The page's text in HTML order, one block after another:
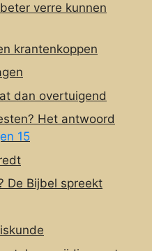
verre kunnen
krantenkoppen
dan overtuigend
Het antwoord
15
De Bijbel spreekt